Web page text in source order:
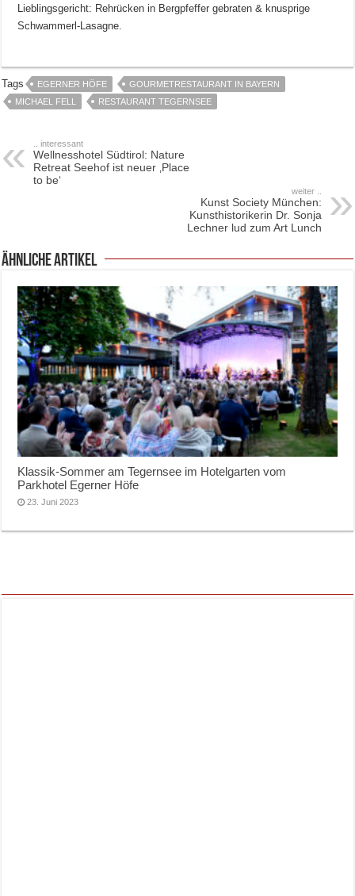
Lieblingsgericht: Rehrücken in Bergpfeffer gebraten & knusprige
Schwammerl-Lasagne.
Tags EGERNER HÖFE
GOURMETRESTAURANT IN BAYERN
MICHAEL FELL
RESTAURANT TEGERNSEE
.. interessant
Wellnesshotel Südtirol: Nature
Retreat Seehof ist neuer ‚Place
to be‘
weiter ..
Kunst Society München:
Kunsthistorikerin Dr. Sonja
Lechner lud zum Art Lunch
ähnliche Artikel
Klassik-Sommer am Tegernsee im Hotelgarten vom
Parkhotel Egerner Höfe
23. Juni 2023